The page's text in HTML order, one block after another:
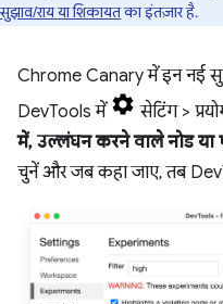
सुझाव/राय या शिकायतका इंतज़ार है.
Chrome Canary में इन नई
DevTools में
सेटिंग >
में, उल्लंघन करने वाले नोड या
चुनें और जब कहा जाए, तब